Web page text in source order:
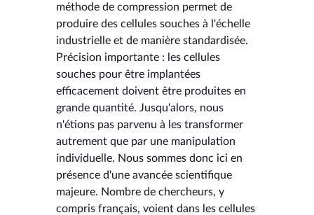
méthode de compression permet de
produire des cellules souches à l'échelle
industrielle et de manière standardisée.
Précision importante : les cellules
souches pour être implantées
efficacement doivent être produites en
grande quantité. Jusqu'alors, nous
n'étions pas parvenu à les transformer
autrement que par une manipulation
individuelle. Nous sommes donc ici en
présence d'une avancée scientifique
majeure. Nombre de chercheurs, y
compris français, voient dans les cellules